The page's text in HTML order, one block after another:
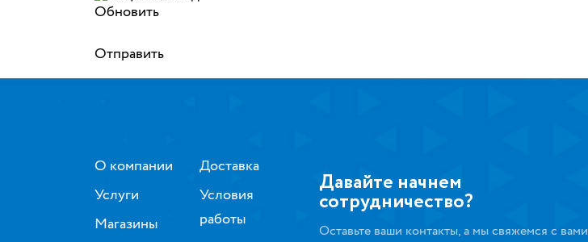
Обновить
Отправить
О компании
Услуги
Магазины
Доставка
Условия
работы
Давайте начнем
сотрудничество?
Оставьте ваши контакты, а мы свяжемся с вами